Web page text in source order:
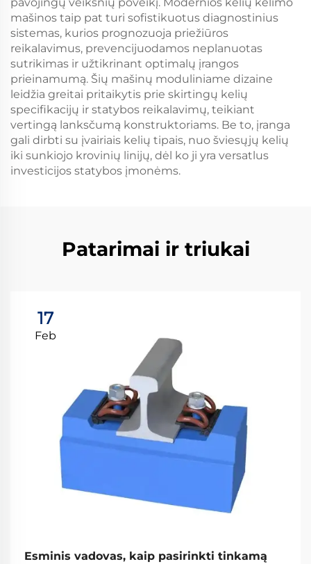
mašinos taip pat turi sofistikuotus diagnostinius
sistemas, kurios prognozuoja priežiūros
reikalavimus, prevencijuodamos neplanuotas
sutrikimas ir užtikrinant optimalų įrangos
prieinamumą. Šių mašinų moduliniame dizaine
leidžia greitai pritaikytis prie skirtingų kelių
specifikacijų ir statybos reikalavimų, teikiant
vertingą lanksčumą konstruktoriams. Be to, įranga
gali dirbti su įvairiais kelių tipais, nuo šviesųjų kelių
iki sunkiojo krovinių linijų, dėl ko ji yra versatlus
investicijos statybos įmonėms.
Patarimai ir triukai
17
Feb
Esminis vadovas, kaip pasirinkti tinkamą